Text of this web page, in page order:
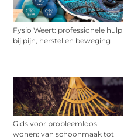
Fysio Weert: professionele hulp
bij pijn, herstel en beweging
Gids voor probleemloos
wonen: van schoonmaak tot